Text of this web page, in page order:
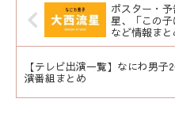
ポスター・
星、「この
など情報まと
【テレビ出演一覧】なにわ男子
演番組まとめ